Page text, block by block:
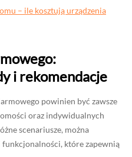
– ile kosztują urządzenia
i rekomendacje
powinien być zawsze
oraz indywidualnych
scenariusze, można
które zapewnią